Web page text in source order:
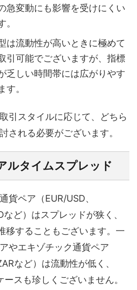
急変動にも影響を受けにくい
。
は流動性が高いときに極めて
引可能でございますが、指標
乏しい時間帯には広がりやす
す。
引スタイルに応じて、どちら
される必要がございます。
ルタイムスプレッド
貨ペア（EUR/USD、
ど）はスプレッドが狭く、
移することもございます。一
やエキゾチック通貨ペア
など）は流動性が低く、
スも珍しくございません。